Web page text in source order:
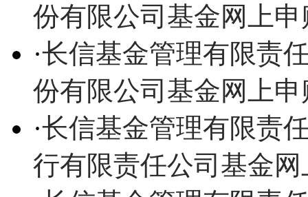
份有限公司基金网上
·长信基金管理有限责
份有限公司基金网上
·长信基金管理有限责
行有限责任公司基金